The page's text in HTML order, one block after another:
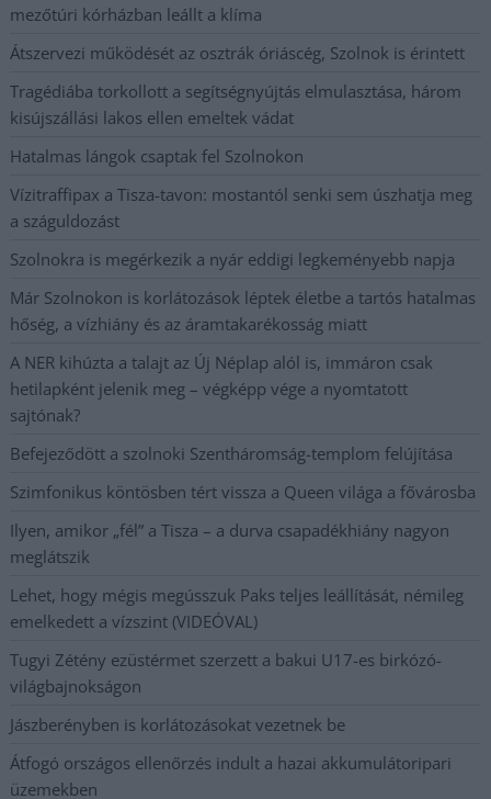
mezőtúri kórházban leállt a klíma
Átszervezi működését az osztrák óriáscég, Szolnok is érintett
Tragédiába torkollott a segítségnyújtás elmulasztása, három
kisújszállási lakos ellen emeltek vádat
Hatalmas lángok csaptak fel Szolnokon
Vízitraffipax a Tisza-tavon: mostantól senki sem úszhatja meg
a száguldozást
Szolnokra is megérkezik a nyár eddigi legkeményebb napja
Már Szolnokon is korlátozások léptek életbe a tartós hatalmas
hőség, a vízhiány és az áramtakarékosság miatt
A NER kihúzta a talajt az Új Néplap alól is, immáron csak
hetilapként jelenik meg – végképp vége a nyomtatott
sajtónak?
Befejeződött a szolnoki Szentháromság-templom felújítása
Szimfonikus köntösben tért vissza a Queen világa a fővárosba
Ilyen, amikor „fél” a Tisza – a durva csapadékhiány nagyon
meglátszik
Lehet, hogy mégis megússzuk Paks teljes leállítását, némileg
emelkedett a vízszint (VIDEÓVAL)
Tugyi Zétény ezüstérmet szerzett a bakui U17-es birkózó-
világbajnokságon
Jászberényben is korlátozásokat vezetnek be
Átfogó országos ellenőrzés indult a hazai akkumulátoripari
üzemekben